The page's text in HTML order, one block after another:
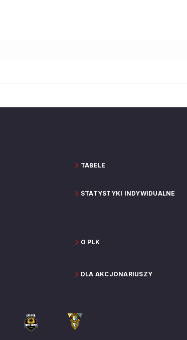
TABELE
STATYSTYKI INDYWIDUALNE
O PLK
DLA AKCJONARIUSZY